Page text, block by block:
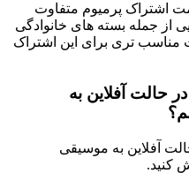
اشتراک پرمیوم متفاوت
از جمله بسته‌ های خانوادگی
‌‌تری برای این اشتراک
حالت آفلاین به
آفلاین به موسیقی
کنید.